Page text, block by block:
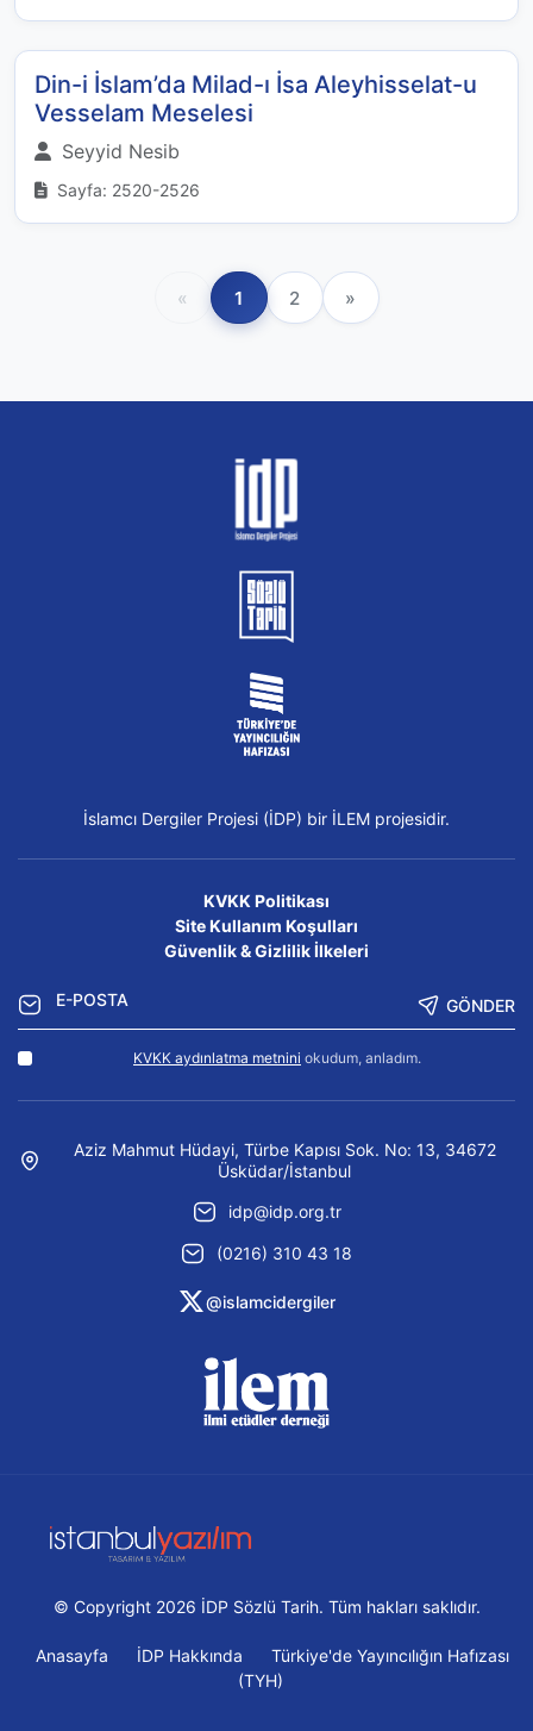
Din-i İslam’da Milad-ı İsa Aleyhisselat-u
Vesselam Meselesi
Seyyid Nesib
Sayfa: 2520-2526
« 1 2 »
İslamcı Dergiler Projesi (İDP) bir İLEM projesidir.
KVKK Politikası
Site Kullanım Koşulları
Güvenlik & Gizlilik İlkeleri
GÖNDER
KVKK aydınlatma metnini okudum, anladım.
Aziz Mahmut Hüdayi, Türbe Kapısı Sok. No: 13, 34672
Üsküdar/İstanbul
idp@idp.org.tr
(0216) 310 43 18
@islamcidergiler
© Copyright 2026 İDP Sözlü Tarih. Tüm hakları saklıdır.
Anasayfa İDP Hakkında
Türkiye'de Yayıncılığın Hafızası
(TYH)